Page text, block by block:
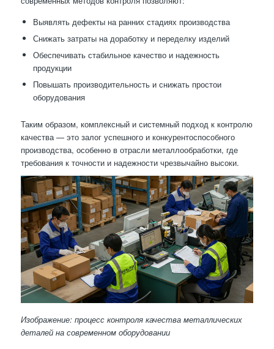
Выявлять дефекты на ранних стадиях производства
Снижать затраты на доработку и переделку изделий
Обеспечивать стабильное качество и надежность
продукции
Повышать производительность и снижать простои
оборудования
Таким образом, комплексный и системный подход к контролю
качества — это залог успешного и конкурентоспособного
производства, особенно в отрасли металлообработки, где
требования к точности и надежности чрезвычайно высоки.
Изображение: процесс контроля качества металлических
деталей на современном оборудовании